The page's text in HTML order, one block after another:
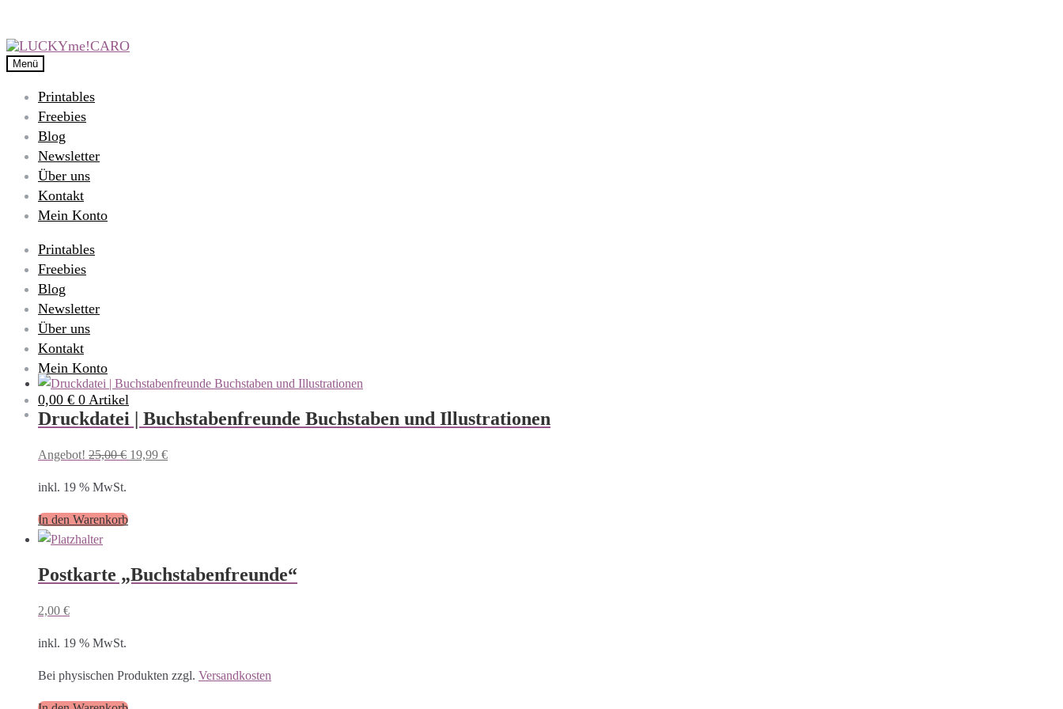
Menü
Printables
Freebies
Blog
Newsletter
Über uns
Kontakt
Mein Konto
Printables
Freebies
Blog
Newsletter
Über uns
Kontakt
Mein Konto
0,00 € 0 Artikel
Druckdatei | Buchstabenfreunde Buchstaben und Illustrationen
Angebot! 25,00€ Ursprünglicher
19,99 €Aktueller
inkl. 19 % MwSt.
In den Warenkorb
Postkarte „Buchstabenfreunde“
2,00 €
inkl. 19 % MwSt.
Bei physischen Produkten zzgl. Versandkosten